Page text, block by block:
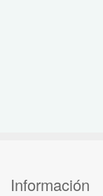
Información